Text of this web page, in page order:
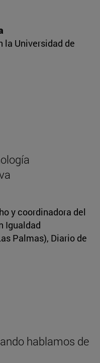
la Universidad de
y coordinadora del
Igualdad
Palmas), Diario de
hablamos de